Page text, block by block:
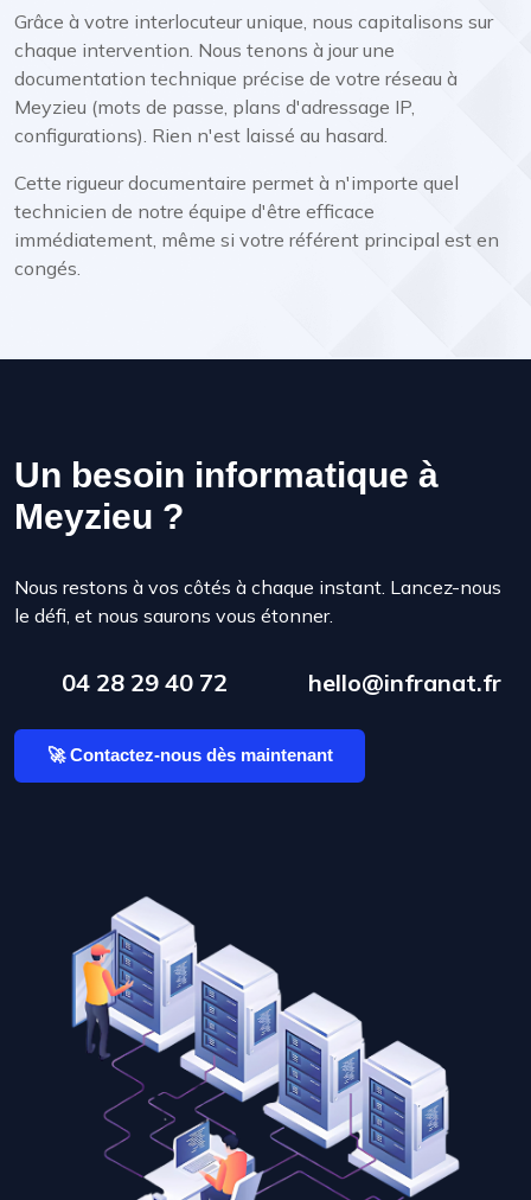
Grâce à votre interlocuteur unique, nous capitalisons sur
chaque intervention. Nous tenons à jour une
documentation technique précise de votre réseau à
Meyzieu (mots de passe, plans d'adressage IP,
configurations). Rien n'est laissé au hasard.
Cette rigueur documentaire permet à n'importe quel
technicien de notre équipe d'être efficace
immédiatement, même si votre référent principal est en
congés.
Un besoin informatique à
Meyzieu ?
Nous restons à vos côtés à chaque instant. Lancez-nous
le défi, et nous saurons vous étonner.
04 28 29 40 72 hello@infranat.fr
🚀 Contactez-nous dès maintenant